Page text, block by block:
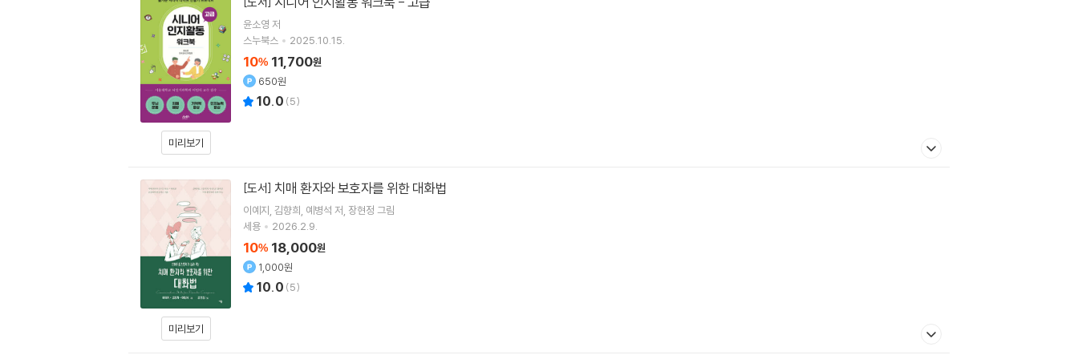
미리보기
윤소영 저
스누북스
2025.10.15.
10% 11,700원
650원
10.0 (5)
미리보기
[도서] 치매 환자와 보호자를 위한 대화법
이예지 김향희 예병석 저 장현정 그림
세용
2026.2.9.
10% 18,000원
1,000원
10.0 (5)